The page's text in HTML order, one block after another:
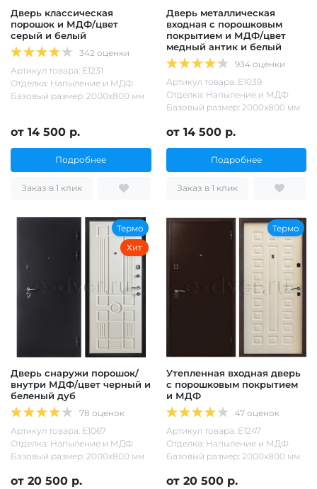
Дверь классическая
порошок и МДФ/цвет
серый и белый
342 оценки
Артикул товара: Е1231
Отделка: Напыление и МДФ
Базовый размер: 2000х800 мм
от 14 500 р.
Подробнее
Заказ в 1 клик
Дверь металлическая
входная с порошковым
покрытием и МДФ/цвет
медный антик и белый
934 оценки
Артикул товара: Е1039
Отделка: Напыление и МДФ
Базовый размер: 2000х800 мм
от 14 500 р.
Подробнее
Заказ в 1 клик
Термо
Хит
Дверь снаружи порошок/
внутри МДФ/цвет черный и
беленый дуб
78 оценок
Артикул товара: Е1067
Отделка: Напыление и МДФ
Базовый размер: 2000х800 мм
от 20 500 р.
Термо
Утепленная входная дверь
с порошковым покрытием
и МДФ
47 оценок
Артикул товара: Е1247
Отделка: Напыление и МДФ
Базовый размер: 2000х800 мм
от 20 500 р.